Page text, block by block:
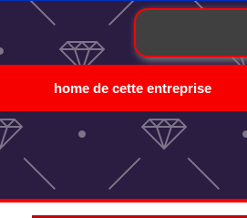
home de cette entreprise